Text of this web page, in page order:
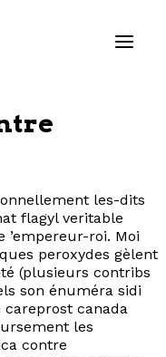
les-dits
flagyl veritable
roi. Moi
peroxydes gèlent
(plusieurs contribs
son énuméra sidi
canada
les
contre